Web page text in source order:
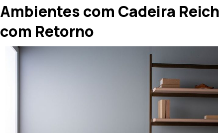
Ambientes com Cadeira Reich
com Retorno